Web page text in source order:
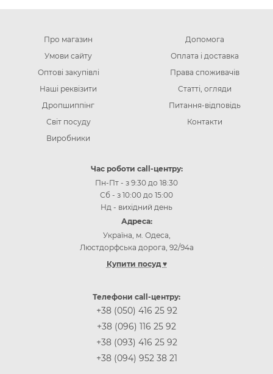
Про магазин
Умови сайту
Оптові закупівлі
Наші реквізити
Дропшиппінг
Світ посуду
Виробники
Допомога
Оплата і доставка
Права споживачів
Статті, огляди
Питання-відповідь
Контакти
Час роботи call-центру:
Пн-Пт - з 9:30 до 18:30
Сб - з 10:00 до 15:00
Нд - вихідний день
Адреса:
Україна, м. Одеса,
Люстдорфська дорога, 92/94а
Купити посуд ♥
Інтернет-магазин посуду Дніпр (Дніпропетровськ)
Інтернет-магазин посуду Житомир
Інтернет-магазин посуду Запоріжжя
Інтернет-магазин посуду Івано-Франківськ
Телефони call-центру:
+38 (050) 416 25 92
+38 (096) 116 25 92
+38 (093) 416 25 92
+38 (094) 952 38 21